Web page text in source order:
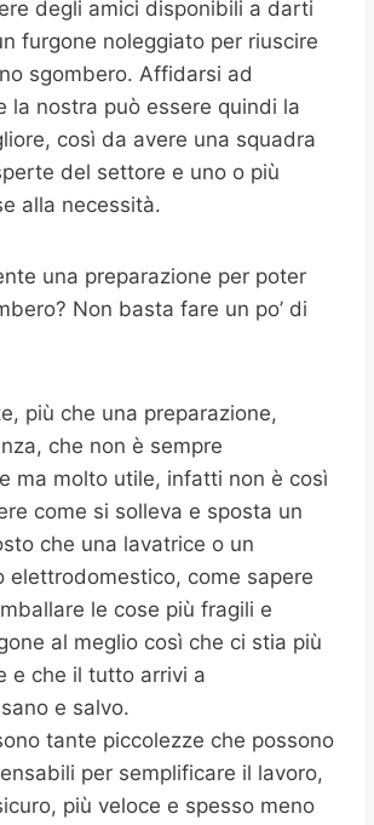
degli amici disponibili a darti
furgone noleggiato per riuscire
sgombero. Affidarsi ad
la nostra può essere quindi la
così da avere una squadra
del settore e uno o più
alla necessità.
una preparazione per poter
Non basta fare un po’ di
più che una preparazione,
che non è sempre
ma molto utile, infatti non è così
come si solleva e sposta un
che una lavatrice o un
elettrodomestico, come sapere
le cose più fragili e
al meglio così che ci stia più
e che il tutto arrivi a
e salvo.
tante piccolezze che possono
per semplificare il lavoro,
più veloce e spesso meno